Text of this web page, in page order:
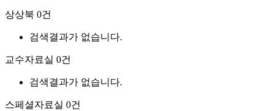
상상북 0건
검색결과가 없습니다.
교수자료실 0건
검색결과가 없습니다.
스페셜자료실 0건